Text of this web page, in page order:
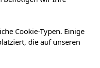
Cookie-Typen. Einige
die auf unseren